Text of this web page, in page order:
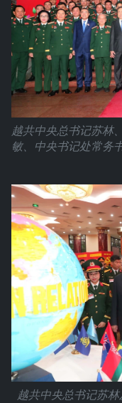
越共中央总书记苏林
敏、中央书记处常务
越共中央总书记苏